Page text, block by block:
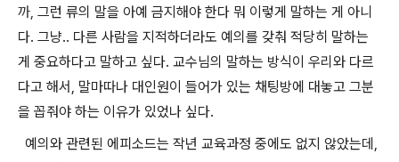
까, 그런 류의 말을 아예 금지해야 한다 뭐 이렇게 말하는 게 아니
다. 그냥.. 다른 사람을 지적하더라도 예의를 갖춰 적당히 말하는
게 중요하다고 말하고 싶다. 교수님의 말하는 방식이 우리와 다르
다고 해서, 말마따나 대인원이 들어가 있는 채팅방에 대놓고 그분
을 꼽줘야 하는 이유가 있었나 싶다.
예의와 관련된 에피소드는 작년 교육과정 중에도 없지 않았는데,